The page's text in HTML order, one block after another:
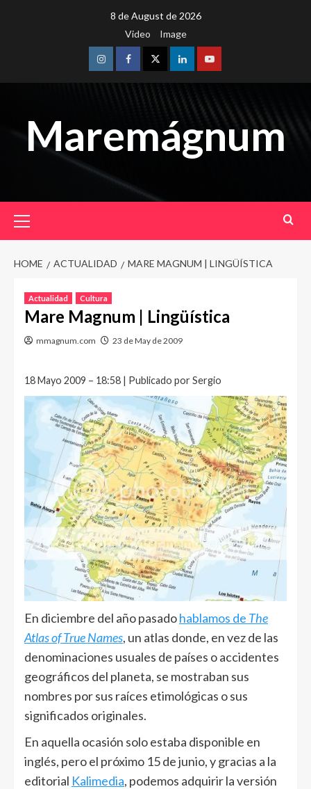
8 de August de 2026
Video
Image
InstagramFacebookTwitterLinkedinYoutube
Maremágnum
Menu
HOME ACTUALIDAD MARE MAGNUM | LINGÜÍSTICA
Actualidad Cultura
Mare Magnum | Lingüística
mmagnum.com 23 de May de 2009
18 Mayo 2009 – 18:58 | Publicado por Sergio
En diciembre del año pasadohablamos de The
Atlas of True Names, un atlas donde, en vez de las
denominaciones usuales de países o accidentes
geográficos del planeta, se mostraban sus
nombres por sus raíces etimológicas o sus
significados originales.
En aquella ocasión solo estaba disponible en
inglés, pero el próximo 15 de junio, y gracias a la
editorial Kalimedia, podemos adquirir la versión